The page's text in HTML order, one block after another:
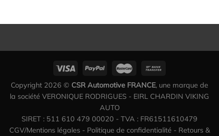
Copyright 2026 © CSR Automotive FRANCE, une marque de
la société VERONIQUE RODRIGUES - EIRL CHARDIN VIKING
AUTO
SIRET : 511 610 479 00020 - TVA : FR61511610479
CGV/Mentions légales- Politique de confidentialité - Retours &